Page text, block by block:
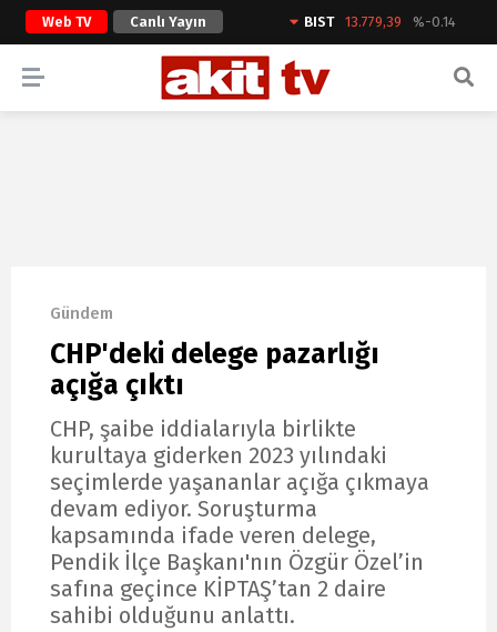
Web TV Canlı Yayın BIST 13.779,39 %-0.14
ARAMA YAP
Gündem
CHP'deki delege pazarlığı
açığa çıktı
CHP, şaibe iddialarıyla birlikte
kurultaya giderken 2023 yılındaki
seçimlerde yaşananlar açığa çıkmaya
devam ediyor. Soruşturma
kapsamında ifade veren delege,
Pendik İlçe Başkanı'nın Özgür Özel’in
safına geçince KİPTAŞ’tan 2 daire
sahibi olduğunu anlattı.